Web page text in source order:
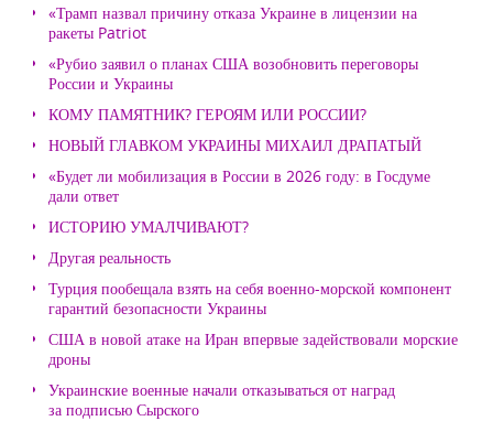
«Трамп назвал причину отказа Украине в лицензии на
ракеты Patriot
«Рубио заявил о планах США возобновить переговоры
России и Украины
КОМУ ПАМЯТНИК? ГЕРОЯМ ИЛИ РОССИИ?
НОВЫЙ ГЛАВКОМ УКРАИНЫ МИХАИЛ ДРАПАТЫЙ
«Будет ли мобилизация в России в 2026 году: в Госдуме
дали ответ
ИСТОРИЮ УМАЛЧИВАЮТ?
Другая реальность
Турция пообещала взять на себя военно-морской компонент
гарантий безопасности Украины
США в новой атаке на Иран впервые задействовали морские
дроны
Украинские военные начали отказываться от наград
за подписью Сырского